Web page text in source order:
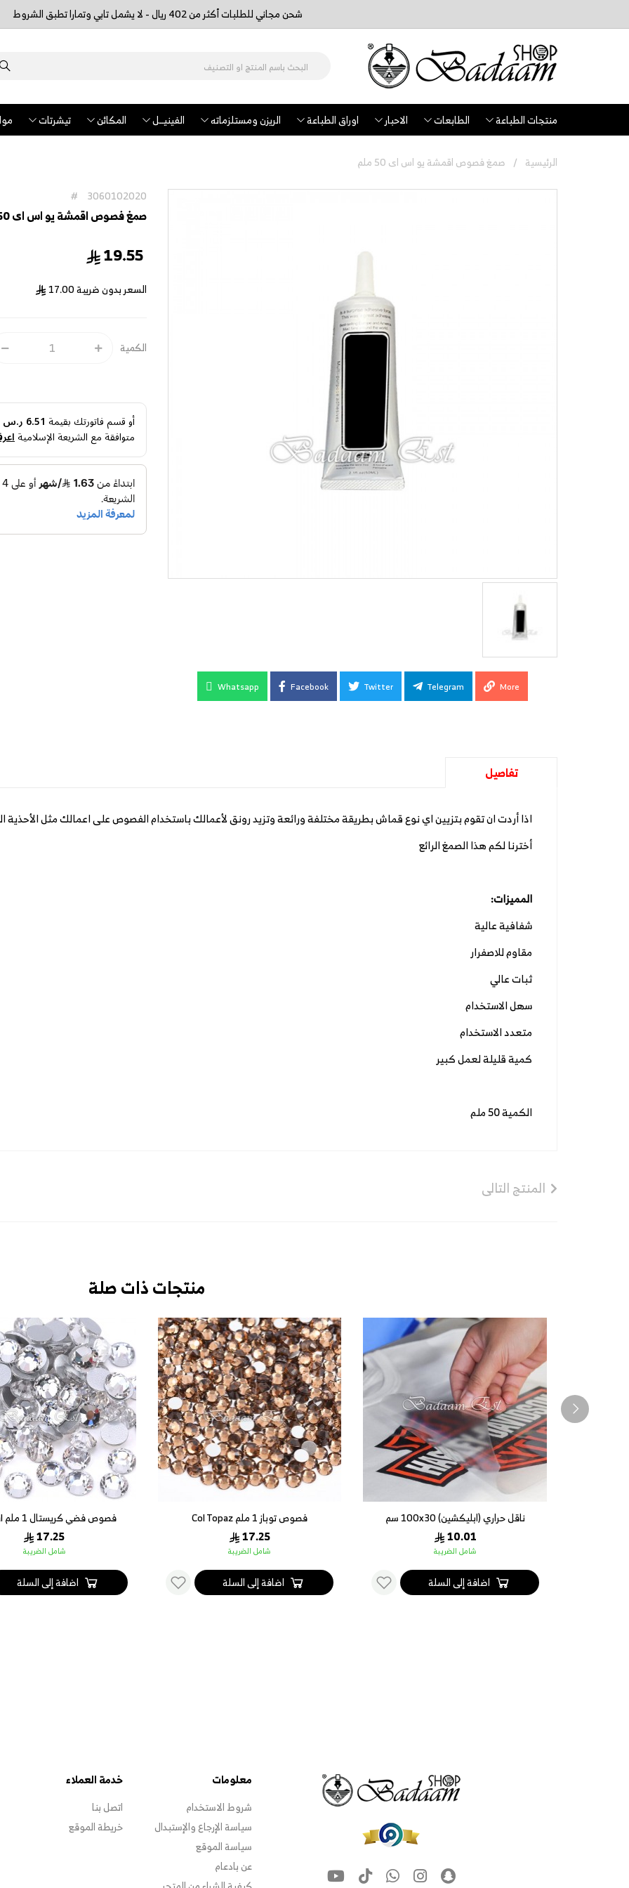
شحن مجاني للطلبات أكثر من 402 ريال - لا يشمل تابي وتمارا تطبق الشروط
منتجات الطباعة الطابعات الاحبار اوراق الطباعة الريزن ومستلزماته الفينيــل المكائن تيشرتات
الرئيسية صمغ فصوص اقمشة يو اس اى 50 ملم
Whatsapp Facebook Twitter Telegram More
3060102020
#
صمغ فصوص اقمشة يو اس اى 50 ملم
19.55
السعر بدون ضريبة17.00
الكمية
أو قسم فاتورتك بقيمة 6.51 ر.س
متوافقة مع الشريعة الإسلامية
تفاصيل
اذا أردت ان تقوم بتزيين اي نوع قماش بطريقة مختلفة ورائعة وتزيد رونق لأعمالك باستخدام الفصوص على اعمالك مثل الأحذية
أخترنا لكم هذا الصمغ الرائع
المميزات:
شفافية عالية
مقاوم للاصفرار
ثبات عالي
سهل الاستخدام
متعدد الاستخدام
كمية قليلة لعمل كبير
الكمية 50 ملم
المنتج التالى
منتجات ذات صلة
فصوص توباز 1 ملم Col Topaz
17.25
شامل الضريبة
اضافة إلى السلة
فصوص فضي كريستال 1 ملم Crystal
17.25
شامل الضريبة
اضافة إلى السلة
فصوص اخضر 1 ملم Peridot
17.25
شامل الضريبة
اضافة إلى السلة
معلومات
شروط الاستخدام
سياسة الإرجاع والإستبدال
سياسة الموقع
عن بادعام
خدمة العملاء
اتصل بنا
خريطة الموقع